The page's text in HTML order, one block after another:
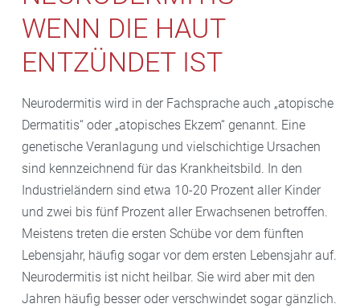
WENN DIE HAUT
ENTZÜNDET IST
Neurodermitis wird in der Fachsprache auch „atopische
Dermatitis“ oder „atopisches Ekzem“ genannt. Eine
genetische Veranlagung und vielschichtige Ursachen
sind kennzeichnend für das Krankheitsbild. In den
Industrieländern sind etwa 10-20 Prozent aller Kinder
und zwei bis fünf Prozent aller Erwachsenen betroffen.
Meistens treten die ersten Schübe vor dem fünften
Lebensjahr, häufig sogar vor dem ersten Lebensjahr auf.
Neurodermitis ist nicht heilbar. Sie wird aber mit den
Jahren häufig besser oder verschwindet sogar gänzlich.